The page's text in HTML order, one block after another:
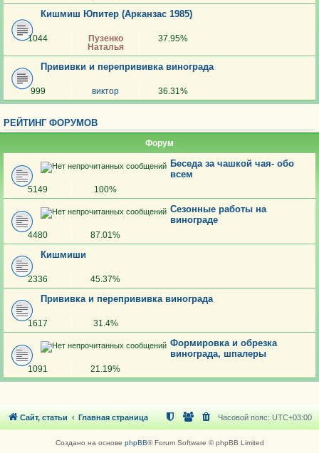
Кишмиш Юпитер (Арканзас 1985)
1044
Пузенко
Наталья
37.95%
Прививки и перепрививка винограда
999 виктор 36.31%
РЕЙТИНГ ФОРУМОВ
Форум
Беседа за чашкой чая- обо
всем
5149 100%
Сезонные работы на
винограде
4480 87.01%
Кишмиши
2336 45.37%
Прививка и перепрививка винограда
1617 31.4%
Формировка и обрезка
винограда, шпалеры
1091 21.19%
Сайт, статьи Главная страница Часовой пояс: UTC+03:00
Создано на основе phpBB® Forum Software © phpBB Limited